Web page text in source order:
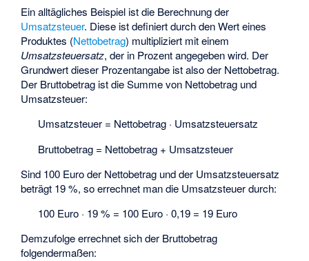
Ein alltägliches Beispiel ist die Berechnung der
Umsatzsteuer. Diese ist definiert durch den Wert eines
Produktes (Nettobetrag) multipliziert mit einem
Umsatzsteuersatz, der in Prozent angegeben wird. Der
Grundwert dieser Prozentangabe ist also der Nettobetrag.
Der Bruttobetrag ist die Summe von Nettobetrag und
Umsatzsteuer:
Umsatzsteuer = Nettobetrag · Umsatzsteuersatz
Bruttobetrag = Nettobetrag + Umsatzsteuer
Sind 100 Euro der Nettobetrag und der Umsatzsteuersatz
beträgt 19 %, so errechnet man die Umsatzsteuer durch:
100 Euro · 19 % = 100 Euro · 0,19 = 19 Euro
Demzufolge errechnet sich der Bruttobetrag
folgendermaßen: